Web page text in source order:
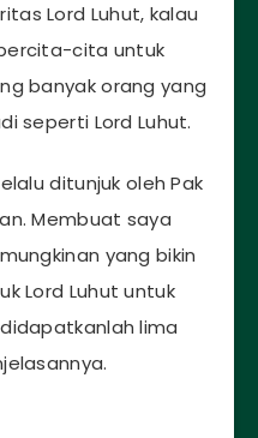
Lord Luhut, kalau
cita untuk
banyak orang yang
seperti Lord Luhut.
ditunjuk oleh Pak
Membuat saya
yang bikin
Lord Luhut untuk
lima